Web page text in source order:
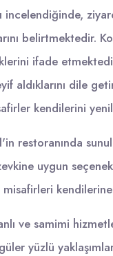
incelendiğinde,
belirtmektedir.
ifade
aldıklarını dile
kendilerini
restoranında
uygun
misafirleri
ve samimi
yüzlü